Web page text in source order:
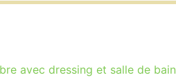
avec dressing et salle de bain